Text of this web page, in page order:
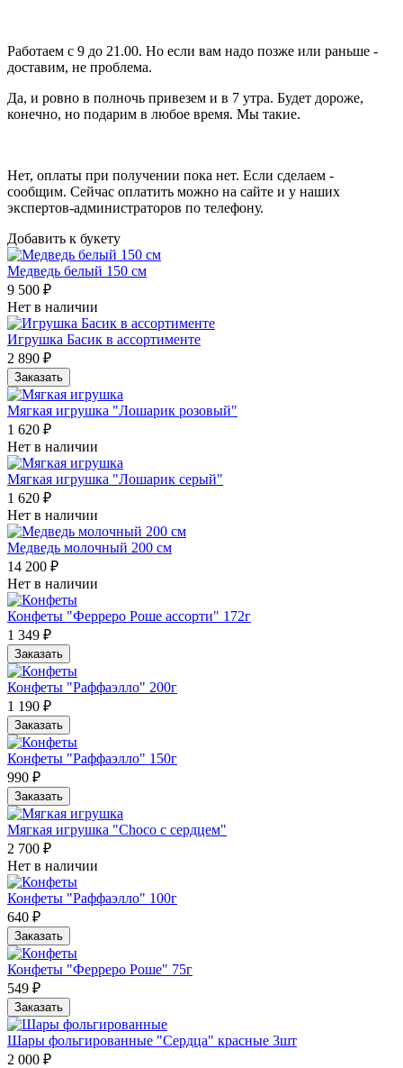
Работаем с 9 до 21.00. Но если вам надо позже или раньше -
доставим, не проблема.
Да, и ровно в полночь привезем и в 7 утра. Будет дороже,
конечно, но подарим в любое время. Мы такие.
Нет, оплаты при получении пока нет. Если сделаем -
сообщим. Сейчас оплатить можно на сайте и у наших
экспертов-администраторов по телефону.
Добавить к букету
Медведь белый 150 см
9 500 ₽
Нет в наличии
Игрушка Басик в ассортименте
2 890 ₽
Заказать
Мягкая игрушка "Лошарик розовый"
1 620 ₽
Нет в наличии
Мягкая игрушка "Лошарик серый"
1 620 ₽
Нет в наличии
Медведь молочный 200 см
14 200 ₽
Нет в наличии
Конфеты "Ферреро Роше ассорти" 172г
1 349 ₽
Заказать
Конфеты "Раффаэлло" 200г
1 190 ₽
Заказать
Конфеты "Раффаэлло" 150г
990 ₽
Заказать
Мягкая игрушка "Choco с сердцем"
2 700 ₽
Нет в наличии
Конфеты "Раффаэлло" 100г
640 ₽
Заказать
Конфеты "Ферреро Роше" 75г
549 ₽
Заказать
Шары фольгированные "Сердца" красные 3шт
2 000 ₽